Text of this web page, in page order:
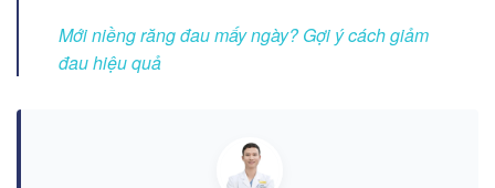
Mới niềng răng đau mấy ngày? Gợi ý cách giảm
đau hiệu quả